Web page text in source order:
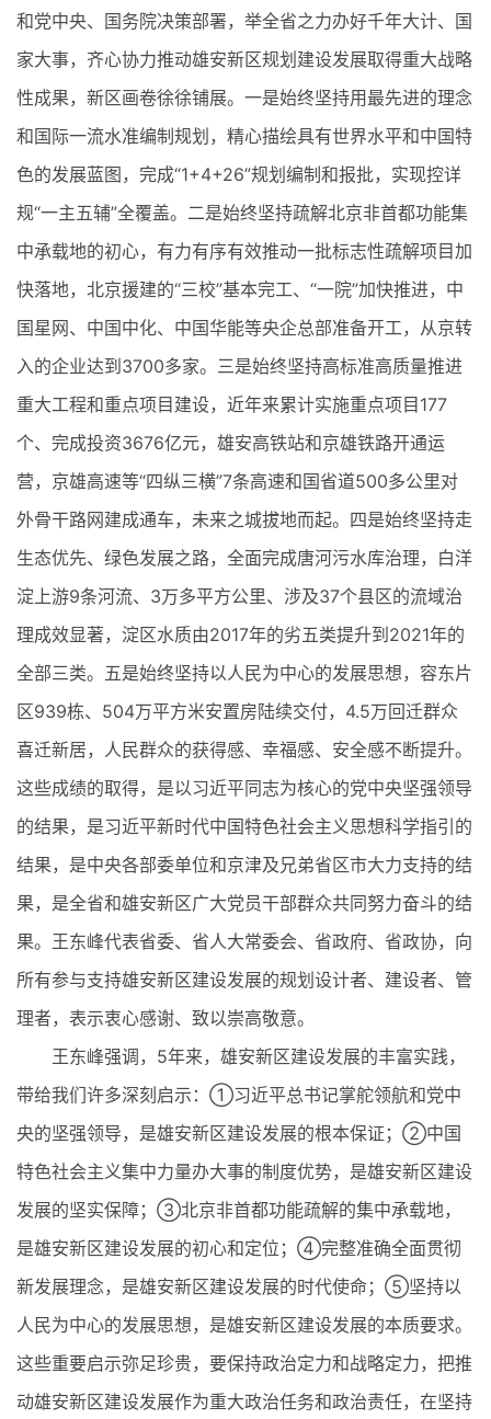
和党中央、国务院决策部署，举全省之力办好千年大计、国
家大事，齐心协力推动雄安新区规划建设发展取得重大战略
性成果，新区画卷徐徐铺展。一是始终坚持用最先进的理念
和国际一流水准编制规划，精心描绘具有世界水平和中国特
色的发展蓝图，完成“1+4+26”规划编制和报批，实现控详
规“一主五辅”全覆盖。二是始终坚持疏解北京非首都功能集
中承载地的初心，有力有序有效推动一批标志性疏解项目加
快落地，北京援建的“三校”基本完工、“一院”加快推进，中
国星网、中国中化、中国华能等央企总部准备开工，从京转
入的企业达到3700多家。三是始终坚持高标准高质量推进
重大工程和重点项目建设，近年来累计实施重点项目177
个、完成投资3676亿元，雄安高铁站和京雄铁路开通运
营，京雄高速等“四纵三横”7条高速和国省道500多公里对
外骨干路网建成通车，未来之城拔地而起。四是始终坚持走
生态优先、绿色发展之路，全面完成唐河污水库治理，白洋
淀上游9条河流、3万多平方公里、涉及37个县区的流域治
理成效显著，淀区水质由2017年的劣五类提升到2021年的
全部三类。五是始终坚持以人民为中心的发展思想，容东片
区939栋、504万平方米安置房陆续交付，4.5万回迁群众
喜迁新居，人民群众的获得感、幸福感、安全感不断提升。
这些成绩的取得，是以习近平同志为核心的党中央坚强领导
的结果，是习近平新时代中国特色社会主义思想科学指引的
结果，是中央各部委单位和京津及兄弟省区市大力支持的结
果，是全省和雄安新区广大党员干部群众共同努力奋斗的结
果。王东峰代表省委、省人大常委会、省政府、省政协，向
所有参与支持雄安新区建设发展的规划设计者、建设者、管
理者，表示衷心感谢、致以崇高敬意。
王东峰强调，5年来，雄安新区建设发展的丰富实践，
带给我们许多深刻启示：①习近平总书记掌舵领航和党中
央的坚强领导，是雄安新区建设发展的根本保证；②中国
特色社会主义集中力量办大事的制度优势，是雄安新区建设
发展的坚实保障；③北京非首都功能疏解的集中承载地，
是雄安新区建设发展的初心和定位；④完整准确全面贯彻
新发展理念，是雄安新区建设发展的时代使命；⑤坚持以
人民为中心的发展思想，是雄安新区建设发展的本质要求。
这些重要启示弥足珍贵，要保持政治定力和战略定力，把推
动雄安新区建设发展作为重大政治任务和政治责任，在坚持